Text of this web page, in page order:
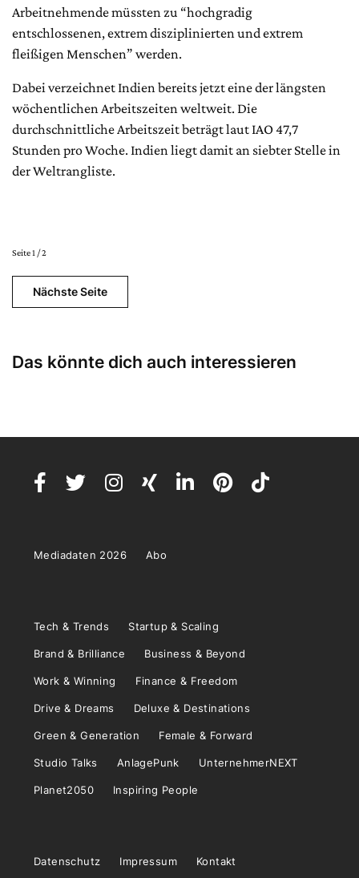
Arbeitnehmende müssten zu “hochgradig
entschlossenen, extrem disziplinierten und extrem
fleißigen Menschen” werden.
Dabei verzeichnet Indien bereits jetzt eine der längsten
wöchentlichen Arbeitszeiten weltweit. Die
durchschnittliche Arbeitszeit beträgt laut IAO 47,7
Stunden pro Woche. Indien liegt damit an siebter Stelle in
der Weltrangliste.
Seite 1 / 2
Nächste Seite
Das könnte dich auch interessieren
Mediadaten 2026 Abo
Tech & Trends Startup & Scaling
Brand & Brilliance Business & Beyond
Work & Winning Finance & Freedom
Drive & Dreams Deluxe & Destinations
Green & Generation Female & Forward
Studio Talks AnlagePunk UnternehmerNEXT
Planet2050 Inspiring People
Datenschutz Impressum Kontakt